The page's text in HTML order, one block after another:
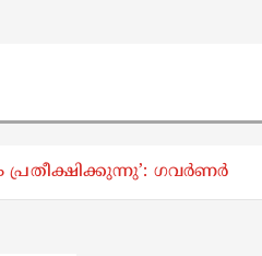
ഗവർണർ